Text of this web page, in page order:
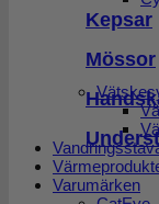
Kepsar
Mössor
Varumärken